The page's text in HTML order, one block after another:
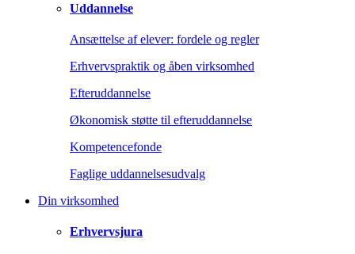
Uddannelse
Ansættelse af elever: fordele og regler
Erhvervspraktik og åben virksomhed
Efteruddannelse
Økonomisk støtte til efteruddannelse
Kompetencefonde
Faglige uddannelsesudvalg
Din virksomhed
Erhvervsjura